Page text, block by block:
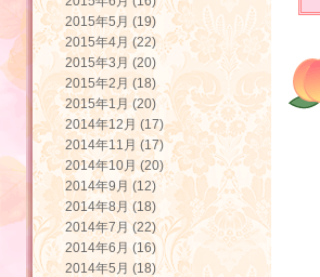
2015年5月 (19)
2015年4月 (22)
2015年3月 (20)
2015年2月 (18)
2015年1月 (20)
2014年12月 (17)
2014年11月 (17)
2014年10月 (20)
2014年9月 (12)
2014年8月 (18)
2014年7月 (22)
2014年6月 (16)
2014年5月 (18)